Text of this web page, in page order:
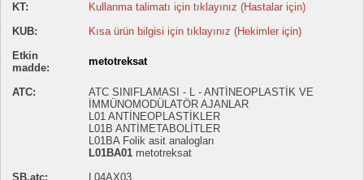
KT:
Kullanma talimatı için tıklayınız (Hastalar için)
KUB:
Kısa ürün bilgisi için tıklayınız (Hekimler için)
Etkin
madde:
metotreksat
ATC:
ATC SINIFLAMASI - L - ANTİNEOPLASTİK VE
İMMÜNOMODÜLATÖR AJANLAR
L01 ANTİNEOPLASTİKLER
L01B ANTİMETABOLİTLER
L01BA Folik asit analogları
L01BA01 metotreksat
SB.atc:
L04AX03